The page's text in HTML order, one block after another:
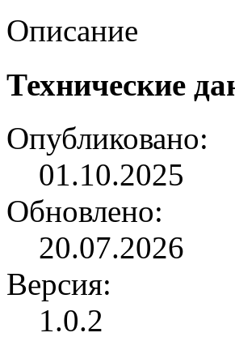
Описание
Технические
Опубликовано:
01.10.2025
Обновлено:
20.07.2026
Версия:
1.0.2